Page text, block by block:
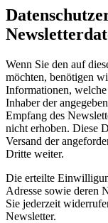
Wenn Sie den auf
möchten, benötigen
Informationen,
Inhaber der
Empfang des
nicht erhoben. Diese
Versand der
Dritte weiter.
Die erteilte
Adresse sowie deren
Sie jederzeit
Newsletter.